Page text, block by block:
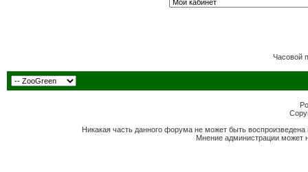
Часовой
Никакая часть данного форума не может быть
Мнение администрации может